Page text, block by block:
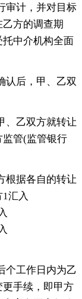
审计，并对目标
方的调查期
中介机构全面
认后，甲、乙双
、乙双方就转让
管(监管银行
根据各自的转让
汇入
个工作日内为乙
手续，即甲方